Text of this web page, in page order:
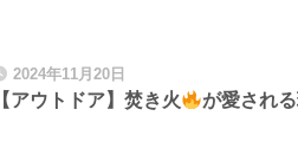
2024年11月20日
【アウトドア】焚き火 が愛され